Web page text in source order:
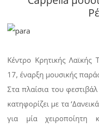
Κέντρο Κρητικής Λαϊκής
17, έναρξη μουσικής
Στα πλαίσια του
κατηφορίζει με τα
για μία χειροποίητη